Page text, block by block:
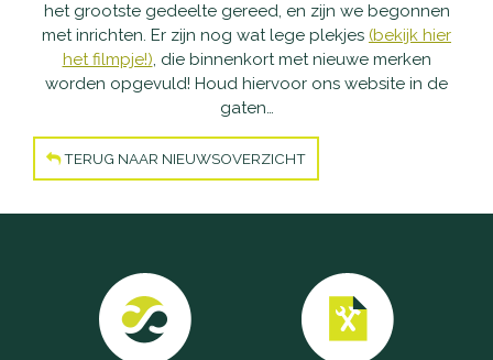
Contact
Pechhulp
Haal- en brengservice
Verzekering
Garantie
Alles-in-één pakket
Aanpassingen
Opvouwbare scootmobielen
Private Lease scootmobielen
Tweedehands scootmobielen
Rollators
Rolstoelen
Accessoires
Openingstijden
het grootste gedeelte gereed, en zijn we begonnen
met inrichten. Er zijn nog wat lege plekjes (bekijk hier
het filmpje!), die binnenkort met nieuwe merken
worden opgevuld! Houd hiervoor ons website in de
gaten…
TERUG NAAR NIEUWSOVERZICHT